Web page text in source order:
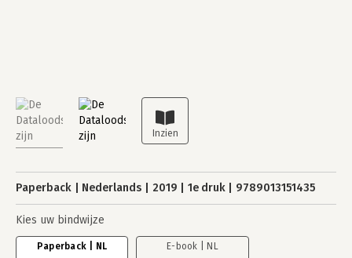
Paperback Nederlands 2019 1e druk 9789013151435
Kies uw bindwijze
Paperback | NL E-book | NL